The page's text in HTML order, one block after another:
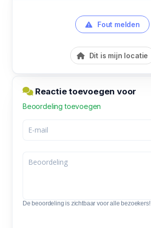
Fout melden
Dit is mijn locatie
Reactie toevoegen voor
Beoordeling toevoegen
De beoordeling is zichtbaar voor alle bezoekers!